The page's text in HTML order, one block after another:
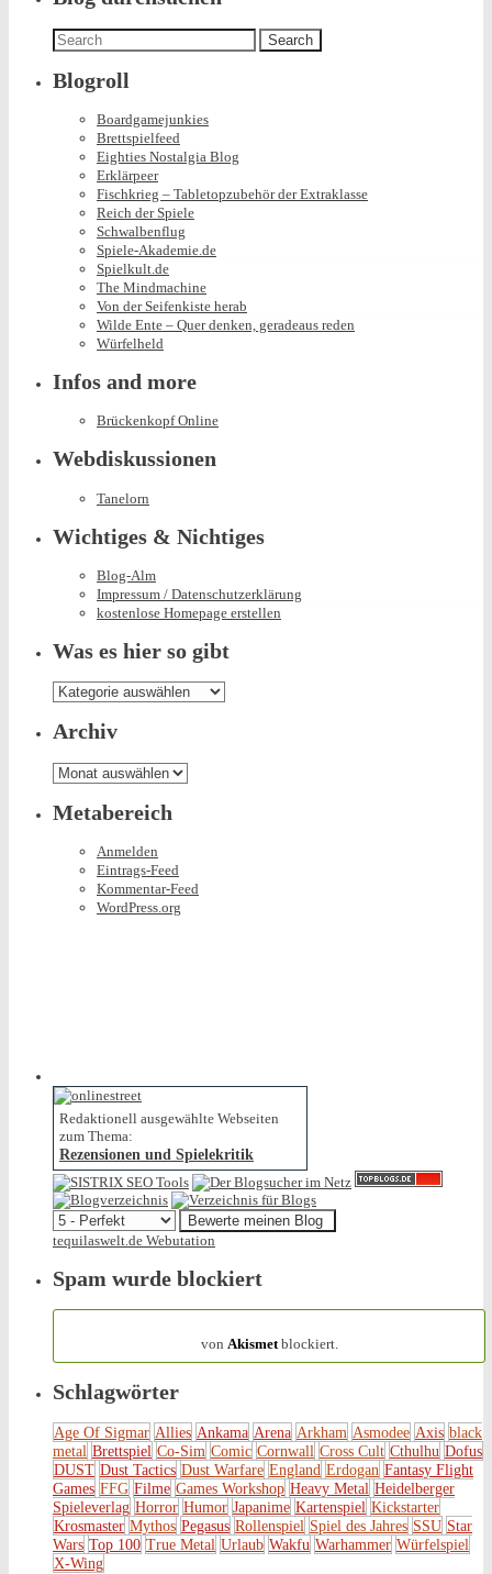
Search
for:
Blogroll
Boardgamejunkies
Brettspielfeed
Eighties Nostalgia Blog
Erklärpeer
Fischkrieg – Tabletopzubehör der Extraklasse
Reich der Spiele
Schwalbenflug
Spiele-Akademie.de
Spielkult.de
The Mindmachine
Von der Seifenkiste herab
Wilde Ente – Quer denken, geradeaus reden
Würfelheld
Infos and more
Brückenkopf Online
Webdiskussionen
Tanelorn
Wichtiges & Nichtiges
Blog-Alm
Impressum / Datenschutzerklärung
kostenlose Homepage erstellen
Was es hier so gibt
Was
es
hier
so
gibt
Archiv
Archiv
Metabereich
Anmelden
Eintrags-Feed
Kommentar-Feed
WordPress.org
Redaktionell ausgewählte Webseiten
zum Thema:
Rezensionen und Spielekritik
tequilaswelt.de Webutation
Spam wurde blockiert
von Akismetblockiert.
Schlagwörter
Age Of Sigmar Allies Ankama Arena Arkham Asmodee Axis black
metal Brettspiel Co-Sim Comic Cornwall Cross Cult Cthulhu Dofus
DUST Dust Tactics Dust Warfare England Erdogan Fantasy Flight
Games FFG Filme Games Workshop Heavy Metal Heidelberger
Spieleverlag Horror Humor Japanime Kartenspiel Kickstarter
Krosmaster Mythos Pegasus Rollenspiel Spiel des Jahres SSU Star
Wars Top 100 True Metal Urlaub Wakfu Warhammer Würfelspiel
X-Wing